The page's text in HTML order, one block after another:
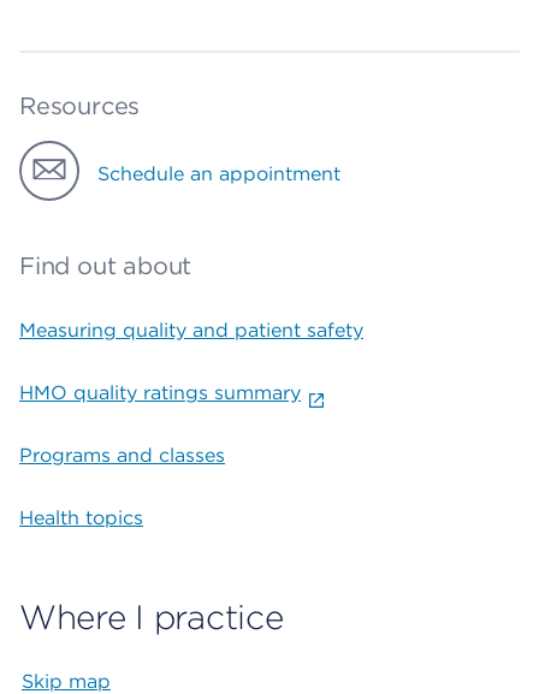
Resources
Schedule an appointment
Find out about
Measuring quality and patient safety
HMO quality ratings summary
Programs and classes
Health topics
Where I practice
Skip map